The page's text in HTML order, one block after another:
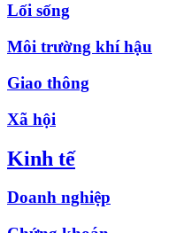
Lối sống
Môi trường khí hậu
Giao thông
Xã hội
Kinh tế
Doanh nghiệp